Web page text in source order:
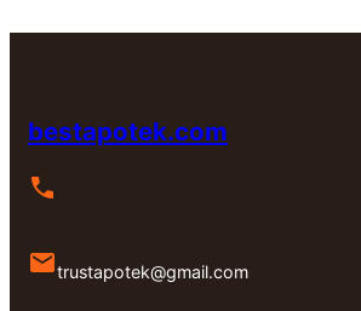
bestapotek.com
trustapotek@gmail.com